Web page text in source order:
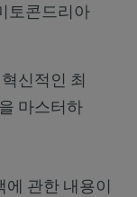
토콘드리아
신적인 최
마스터하
에 관한 내용이